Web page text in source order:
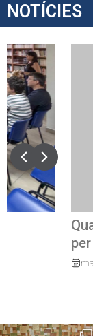
NOTÍCIES
Quan el
per guiar
marzo 27, 2026